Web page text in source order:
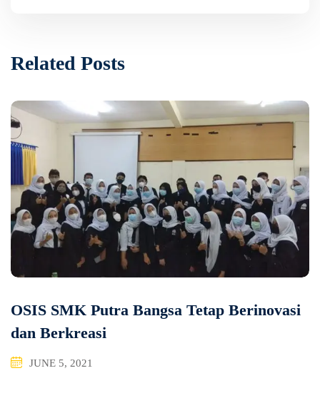
Related Posts
OSIS SMK Putra Bangsa Tetap Berinovasi
dan Berkreasi
JUNE 5, 2021